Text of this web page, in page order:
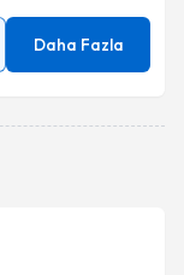
Daha Fazla